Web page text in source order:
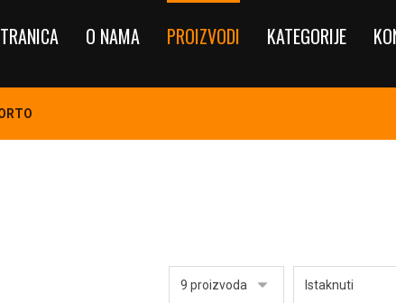
O NAMA PROIZVODI KATEGORIJE